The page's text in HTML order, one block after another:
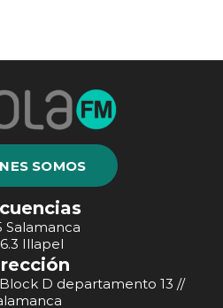
SOMOS
Salamanca
Illapel
D departamento 13 //